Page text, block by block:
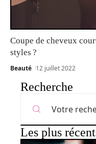
Coupe de cheveux
styles ?
Beauté 12 juillet 2022
Recherche
Les plus